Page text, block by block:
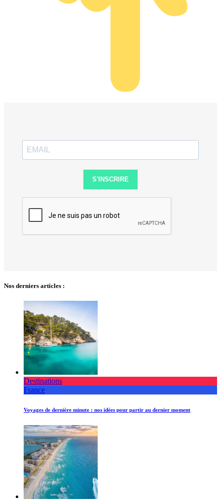
S'INSCRIRE
Nos derniers articles :
Destinations
France
Voyages de dernière minute : nos idées pour partir au dernier moment